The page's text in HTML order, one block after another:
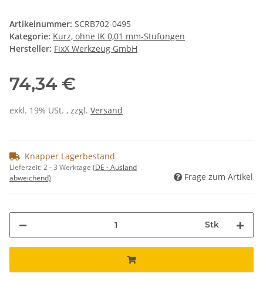
Artikelnummer: SCRB702-0495
Kategorie: Kurz, ohne IK 0,01 mm-Stufungen
Hersteller: FixX Werkzeug GmbH
74,34 €
exkl. 19% USt. , zzgl. Versand
Knapper Lagerbestand
Lieferzeit:2 - 3 Werktage (DE - Ausland
abweichend)
Frage zum Artikel
Stk